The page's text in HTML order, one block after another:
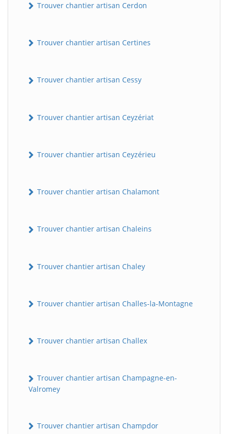
Trouver chantier artisan Cerdon
Trouver chantier artisan Certines
Trouver chantier artisan Cessy
Trouver chantier artisan Ceyzériat
Trouver chantier artisan Ceyzérieu
Trouver chantier artisan Chalamont
Trouver chantier artisan Chaleins
Trouver chantier artisan Chaley
Trouver chantier artisan Challes-la-Montagne
Trouver chantier artisan Challex
Trouver chantier artisan Champagne-en-
Valromey
Trouver chantier artisan Champdor